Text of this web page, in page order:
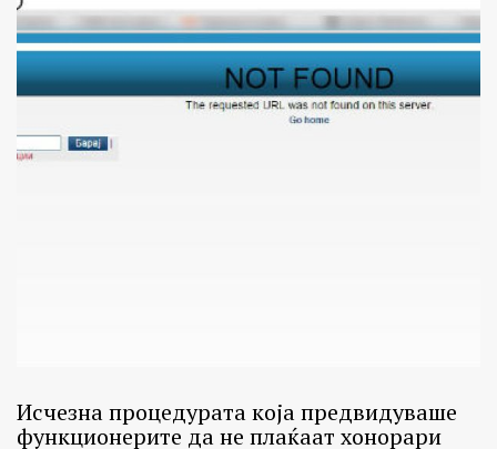
Исчезна процедурата која предвидуваше
функционерите да не плаќаат хонорари